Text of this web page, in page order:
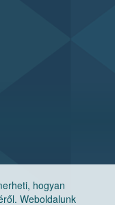
hogyan
Weboldalunk